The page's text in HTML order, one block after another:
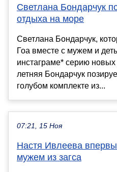
Светлана Бондарчук
отдыха на море
Светлана Бондарчук,
Гоа вместе с мужем и
инстаграме* серию
летняя Бондарчук
голубом комплекте из...
07:21, 15 Ноя
Настя Ивлеева
мужем из загса